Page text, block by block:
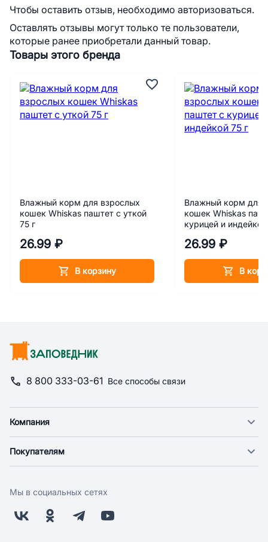
Товары этого бренда
Влажный корм для взрослых
кошек Whiskas паштет с уткой
75 г
26.99 ₽
В корзину
Влажный корм для
кошек Whiskas
курицей и индейкой
26.99 ₽
В
Чтобы оставить отзыв, необходимо авторизоваться.
Оставлять отзывы могут только те пользователи,
которые ранее приобретали данный товар.
8 800 333-03-61 Все способы связи
Компания
Новости
Поставщикам
Заводчикам
Покупателям
Оплата
Бонусная программа
Мы в социальных сетях